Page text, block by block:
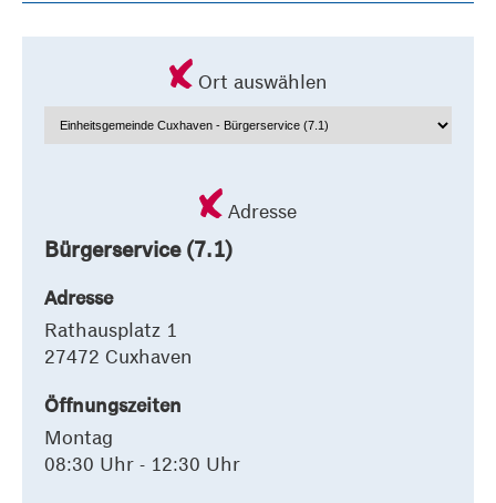
Ort auswählen
Adresse
Bürgerservice (7.1)
Adresse
Rathausplatz 1
27472 Cuxhaven
Öffnungszeiten
Montag
08:30 Uhr - 12:30 Uhr